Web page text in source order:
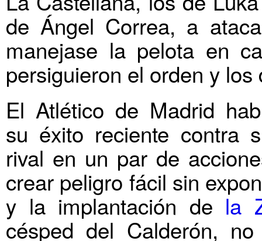
de Ángel Correa, a
manejase la pelota en
persiguieron el orden y
El Atlético de Madrid
su éxito reciente contra
rival en un par de
crear peligro fácil sin
y la implantación de la
césped del Calderón,